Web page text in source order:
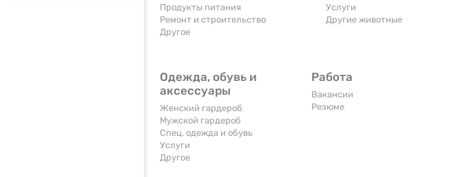
Продукты питания
Ремонт и строительство
Другое
Услуги
Другие животные
Одежда, обувь и
аксессуары
Женский гардероб
Мужской гардероб
Спец. одежда и обувь
Услуги
Другое
Работа
Вакансии
Резюме